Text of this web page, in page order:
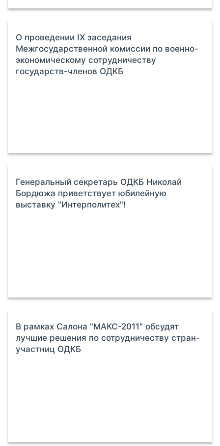
О проведении IX заседания
Межгосударственной комиссии по военно-
экономическому сотрудничеству
государств-членов ОДКБ
Генеральный секретарь ОДКБ Николай
Бордюжа приветствует юбилейную
выставку "Интерполитех"!
В рамках Салона "МАКС-2011" обсудят
лучшие решения по сотрудничеству стран-
участниц ОДКБ